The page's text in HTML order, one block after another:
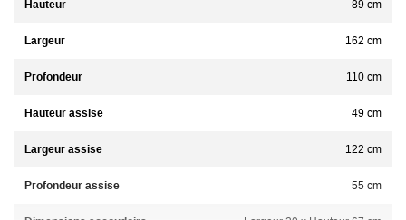
Hauteur 89 cm
Largeur 162 cm
Profondeur 110 cm
Hauteur assise 49 cm
Largeur assise 122 cm
Profondeur assise 55 cm